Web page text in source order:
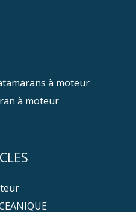
à moteur
à moteur